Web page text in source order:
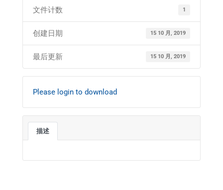
文件计数 1
创建日期 15 10 月, 2019
最后更新 15 10 月, 2019
Please login to download
描述